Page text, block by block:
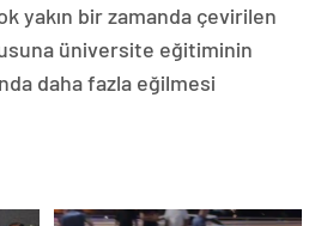
yakın bir zamanda çevirilen
üniversite eğitiminin
daha fazla eğilmesi